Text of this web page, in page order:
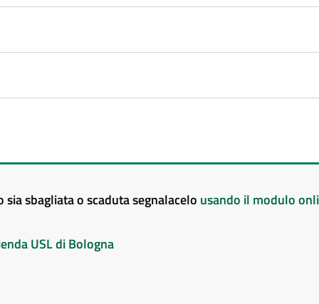
sbagliata o scaduta segnalacelo usando il modulo
USL di Bologna